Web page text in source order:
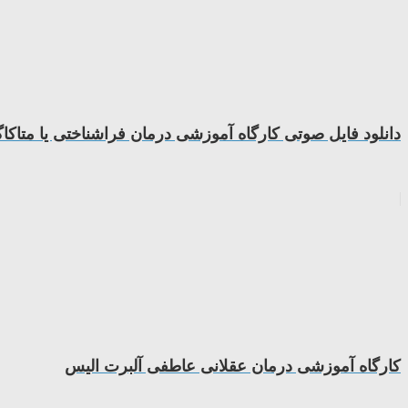
دانلود فایل صوتی کارگاه آموزشی درمان فراشناختی یا
کارگاه آموزشی درمان عقلانی عاطفی آلبرت الیس